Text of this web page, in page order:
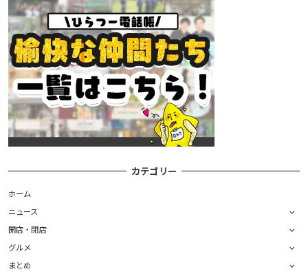
カテゴリー
ホーム
ニュース
開店・閉店
グルメ
まとめ